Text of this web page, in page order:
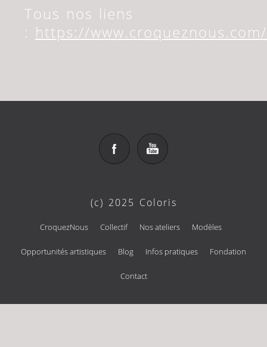
Tous nos liens
: https://
(c) 2025 Coloris
CroquezNous Collectif Nos ateliers Modèles
Opportunités artistiques Blog Infos pratiques Fondation
Contact